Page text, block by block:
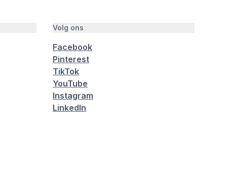
Volg ons
Facebook
Pinterest
TikTok
YouTube
Instagram
LinkedIn